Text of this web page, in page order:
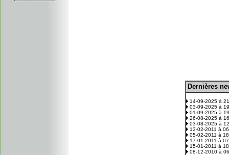
Dernières
14-09-2025 à
03-09-2025 à
01-09-2025 à
26-08-2025 à
03-08-2025 à
13-02-2011 à
05-02-2011 à
17-01-2011 à
15-01-2011 à
08-12-2010 à